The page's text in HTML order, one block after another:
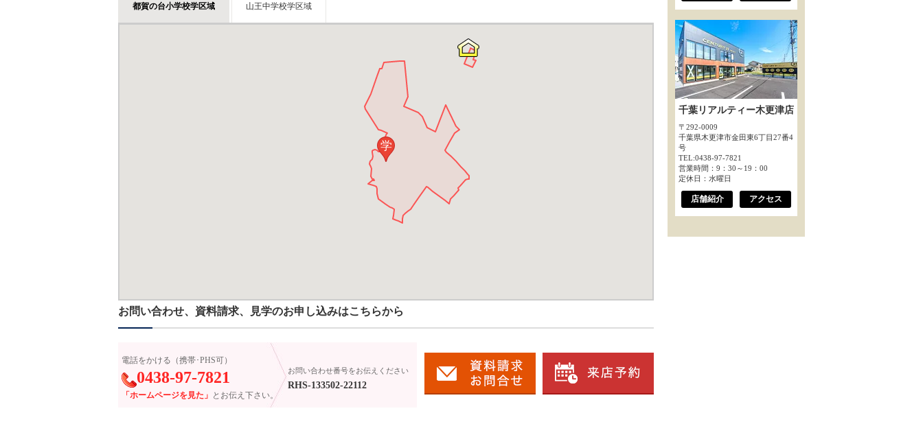
都賀の台小学校学区域 山王中学校学区域
学
お問い合わせ、資料請求、見学のお申し込みはこちらから
電話をかける（携帯･PHS可）
0438-97-7821
「ホームページを見た」 とお伝え下さい。
お問い合わせ番号をお伝えください
RHS-133502-22112
千葉リアルティー木更津店
〒292-0009
千葉県木更津市金田東6丁目27番4
号
TEL:0438-97-7821
営業時間：9：30～19：00
定休日：水曜日
店舗紹介 アクセス